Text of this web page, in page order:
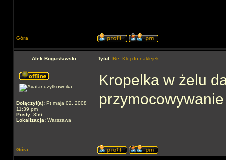
Góra
Alek Bogusławski Tytuł: Re: Klej do naklejek
Dołączył(a): Pt maja 02, 2008
11:39 pm
Posty: 356
Lokalizacja: Warszawa
Kropelka w żelu
Góra